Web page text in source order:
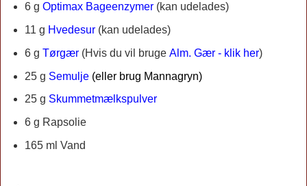
6 g Optimax Bageenzymer(kan udelades)
11 g Hvedesur(kan udelades)
6 g Tørgær (Hvis du vil bruge Alm. Gær - klik her)
25 g Semulje(eller brug Mannagryn)
25 g Skummetmælkspulver
6 g Rapsolie
165 ml Vand